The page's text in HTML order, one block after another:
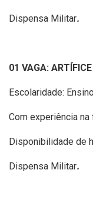
Dispensa Militar.
01 VAGA: ARTÍFICE
Escolaridade:
Com experiência na
Disponibilidade de
Dispensa Militar.